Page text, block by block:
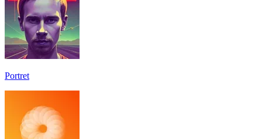
Portret